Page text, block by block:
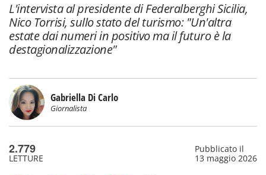
L'intervista al presidente di Federalberghi Sicilia,
Nico Torrisi, sullo stato del turismo: "Un'altra
estate dai numeri in positivo ma il futuro è la
destagionalizzazione"
Gabriella Di Carlo
Giornalista
2.779
LETTURE
Pubblicato il
13 maggio 2026